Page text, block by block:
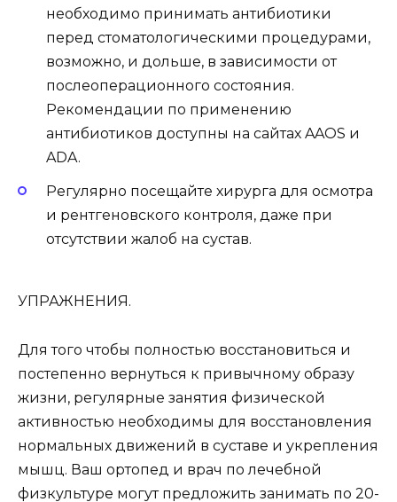
необходимо принимать антибиотики
перед стоматологическими процедурами,
возможно, и дольше, в зависимости от
послеоперационного состояния.
Рекомендации по применению
антибиотиков доступны на сайтах AAOS и
ADA.
Регулярно посещайте хирурга для осмотра
и рентгеновского контроля, даже при
отсутствии жалоб на сустав.
УПРАЖНЕНИЯ.
Для того чтобы полностью восстановиться и
постепенно вернуться к привычному образу
жизни, регулярные занятия физической
активностью необходимы для восстановления
нормальных движений в суставе и укрепления
мышц. Ваш ортопед и врач по лечебной
физкультуре могут предложить занимать по 20-